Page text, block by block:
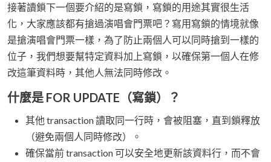
接著讀鎖下一個要介紹的是寫鎖，寫鎖的用途其實很生活
化，大家應該都有搶過演唱會門票吧？寫用寫鎖的情境就像
是搶演唱會門票一樣，為了防止兩個人可以同時搶到一樣的
位子，我們想要幫特定資料加上寫鎖，以確保第一個人在修
改這筆資料時，其他人無法同時修改。
什麼是 FOR UPDATE（寫鎖）？
其他 transaction 讀取同一行時，會被阻塞，直到鎖釋放
（避免兩個人同時修改）。
確保當前 transaction 可以安全地更新該資料行，而不會